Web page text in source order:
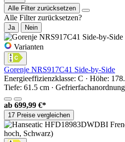
Alle Filter zurücksetzen
Alle Filter zurücksetzen?
Ja Nein
Varianten
Gorenje NRS917C41 Side-by-Side
Energieeffizienzklasse: C · Höhe:
Tiefe: 61.5 cm ·
ab 699,99 €*
17 Preise vergleichen